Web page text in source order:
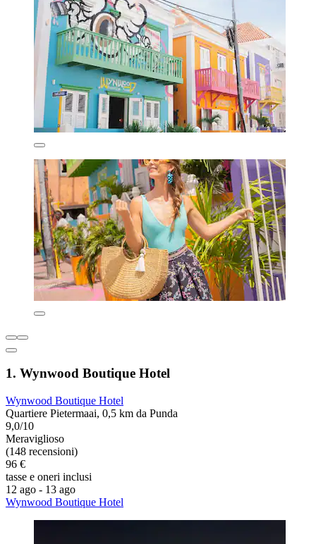
1. Wynwood Boutique Hotel
Wynwood Boutique Hotel
Quartiere Pietermaai, 0,5 km da Punda
9,0/10
Meraviglioso
(148 recensioni)
96 €
tasse e oneri inclusi
12 ago - 13 ago
Wynwood Boutique Hotel